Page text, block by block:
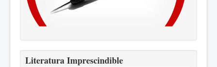
Literatura Imprescindible